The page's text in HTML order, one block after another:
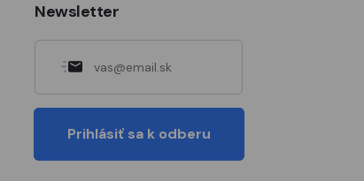
Newsletter
Prihlásiť sa k odberu